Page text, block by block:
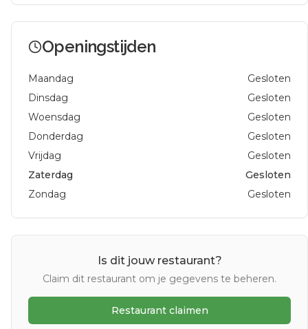
Openingstijden
Maandag
Gesloten
Dinsdag
Gesloten
Woensdag
Gesloten
Donderdag
Gesloten
Vrijdag
Gesloten
Zaterdag
Gesloten
Zondag
Gesloten
Is dit jouw restaurant?
Claim dit restaurant om je gegevens te beheren.
Restaurant claimen